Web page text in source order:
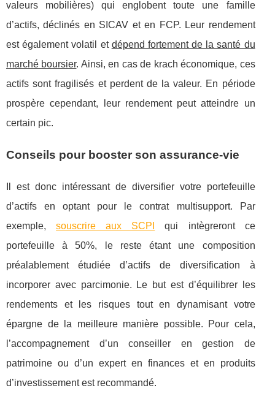
valeurs mobilières) qui englobent toute une famille
d’actifs, déclinés en SICAV et en FCP. Leur rendement
est également volatil et dépend fortement de la santé du
marché boursier. Ainsi, en cas de krach économique, ces
actifs sont fragilisés et perdent de la valeur. En période
prospère cependant, leur rendement peut atteindre un
certain pic.
Conseils pour booster son assurance-vie
Il est donc intéressant de diversifier votre portefeuille
d’actifs en optant pour le contrat multisupport. Par
exemple,souscrire aux SCPI
qui intègreront ce
portefeuille à 50%, le reste étant une composition
préalablement étudiée d’actifs de diversification à
incorporer avec parcimonie. Le but est d’équilibrer les
rendements et les risques tout en dynamisant votre
épargne de la meilleure manière possible. Pour cela,
l’accompagnement d’un conseiller en gestion de
patrimoine ou d’un expert en finances et en produits
d’investissement est recommandé.